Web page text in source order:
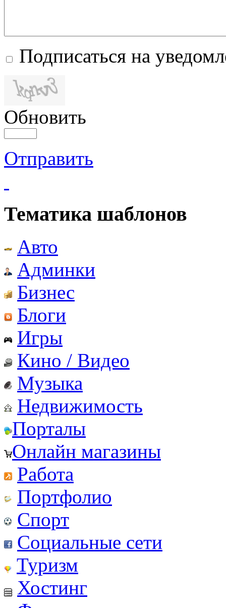
Подписаться на
Обновить
Отправить
Тематика шаблонов
Авто
Админки
Бизнес
Блоги
Игры
Кино / Видео
Музыка
Недвижимость
Порталы
Онлайн магазины
Работа
Портфолио
Спорт
Социальные сети
Туризм
Хостинг